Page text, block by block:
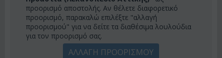
προορισμό αποστολής. Αν θέλετε διαφορετικό
προορισμό, παρακαλώ επιλέξτε "αλλαγή
προορισμού" για να δείτε τα διαθέσιμα λουλούδια
για τον προορισμό σας.
ΑΛΛΑΓΗ ΠΡΟΟΡΙΣΜΟΥ